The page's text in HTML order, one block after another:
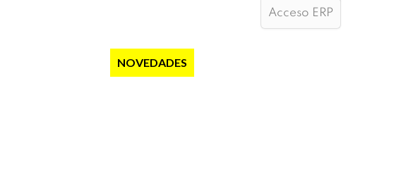
Acceso ERP
NOVEDADES